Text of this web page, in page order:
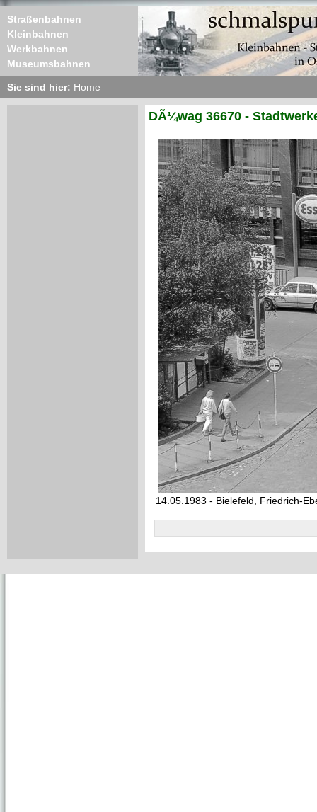
Straßenbahnen
Kleinbahnen
Werkbahnen
Museumsbahnen
Sie sind hier: Home
DÃ¼wag 36670 -
14.05.1983 - Bielefeld, Friedrich-